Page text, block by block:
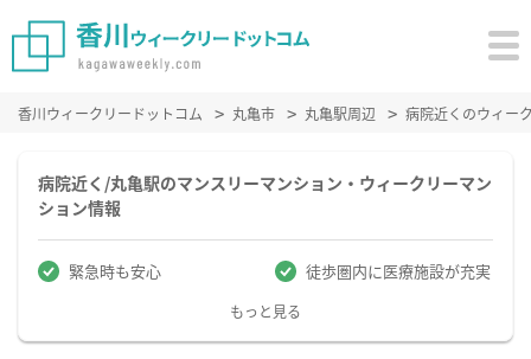
香川ウィークリードットコム 丸亀市 丸亀駅周辺 病院近くのウィー
病院近く/丸亀駅のマンスリーマンション・ウィークリーマン
ション情報
緊急時も安心 徒歩圏内に医療施設が充実
もっと見る